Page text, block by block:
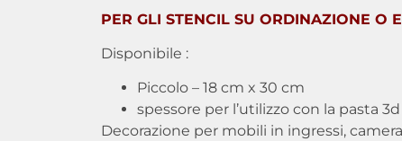
PER GLI STENCIL SU ORDINAZIONE O
Disponibile :
Piccolo – 18 cm x 30 cm
spessore per l’utilizzo con la pasta
Decorazione per mobili in ingressi,